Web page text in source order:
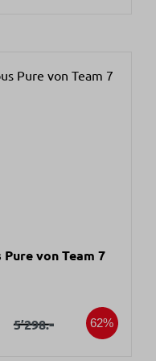
von Team 7
Verkaufspreis:
Regulärer Preis:
5’298.- 62%